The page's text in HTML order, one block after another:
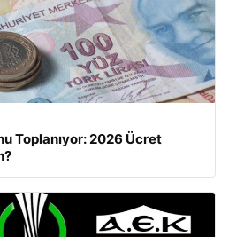
Toplanıyor: 2026 Ücret